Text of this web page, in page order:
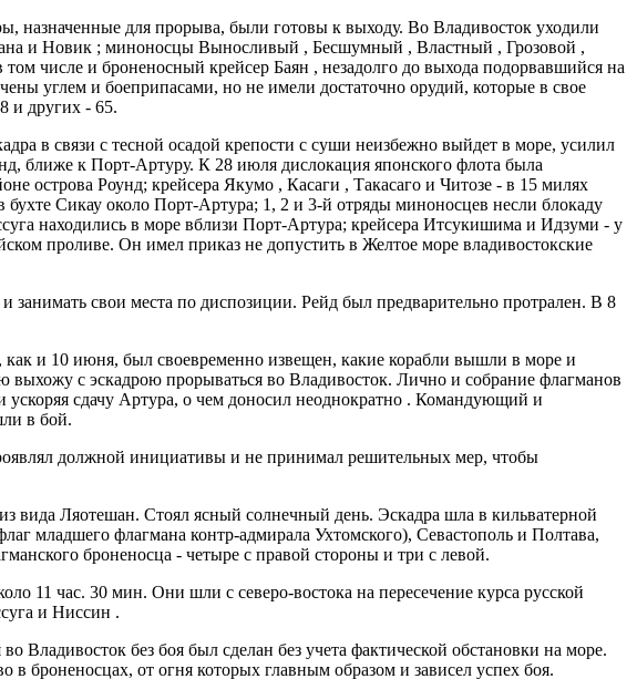
назначенные для прорыва, были готовы к выходу. Во Владивосток уходили
и Новик ; миноносцы Выносливый , Бесшумный , Властный , Грозовой ,
числе и броненосный крейсер Баян , незадолго до выхода подорвавшийся на
углем и боеприпасами, но не имели достаточно орудий, которые в свое
и других - 65.
в связи с тесной осадой крепости с суши неизбежно выйдет в море, усилил
ближе к Порт-Артуру. К 28 июля дислокация японского флота была
Роунд; крейсера Якумо , Касаги , Такасаго и Читозе - в 15 милях
Сикау около Порт-Артура; 1, 2 и 3-й отряды миноносцев несли блокаду
находились в море вблизи Порт-Артура; крейсера Итсукишима и Идзуми - у
проливе. Он имел приказ не допустить в Желтое море владивостокские
свои места по диспозиции. Рейд был предварительно протрален. В 8
и 10 июня, был своевременно извещен, какие корабли вышли в море и
с эскадрою прорываться во Владивосток. Лично и собрание флагманов
сдачу Артура, о чем доносил неоднократно . Командующий и
в бой.
должной инициативы и не принимал решительных мер, чтобы
вида Ляотешан. Стоял ясный солнечный день. Эскадра шла в кильватерной
младшего флагмана контр-адмирала Ухтомского), Севастополь и Полтава,
броненосца - четыре с правой стороны и три с левой.
11 час. 30 мин. Они шли с северо-востока на пересечение курса русской
и Ниссин .
Владивосток без боя был сделан без учета фактической обстановки на море.
броненосцах, от огня которых главным образом и зависел успех боя.